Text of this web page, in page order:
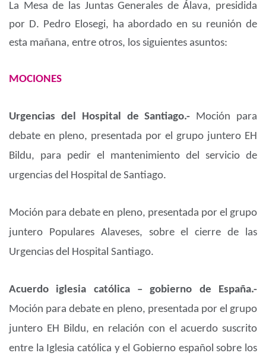
La Mesa de las Juntas Generales de Álava, presidida
por D. Pedro Elosegi, ha abordado en su reunión de
esta mañana, entre otros, los siguientes asuntos:
MOCIONES
Urgencias del Hospital de Santiago.- Moción para
debate en pleno, presentada por el grupo juntero EH
Bildu, para pedir el mantenimiento del servicio de
urgencias del Hospital de Santiago.
Moción para debate en pleno, presentada por el grupo
juntero Populares Alaveses, sobre el cierre de las
Urgencias del Hospital Santiago.
Acuerdo iglesia católica – gobierno de España.-
Moción para debate en pleno, presentada por el grupo
juntero EH Bildu, en relación con el acuerdo suscrito
entre la Iglesia católica y el Gobierno español sobre los